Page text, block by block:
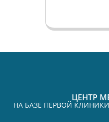
ЦЕНТР
НА БАЗЕ ПЕРВОЙ